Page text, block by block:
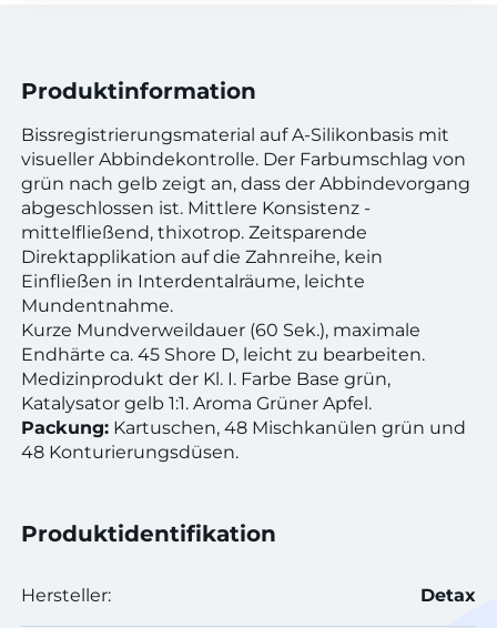
Produktinformation
Bissregistrierungsmaterial auf A-Silikonbasis mit
visueller Abbindekontrolle. Der Farbumschlag von
grün nach gelb zeigt an, dass der Abbindevorgang
abgeschlossen ist. Mittlere Konsistenz -
mittelfließend, thixotrop. Zeitsparende
Direktapplikation auf die Zahnreihe, kein
Einfließen in Interdentalräume, leichte
Mundentnahme.
Kurze Mundverweildauer (60 Sek.), maximale
Endhärte ca. 45 Shore D, leicht zu bearbeiten.
Medizinprodukt der Kl. I. Farbe Base grün,
Katalysator gelb 1:1. Aroma Grüner Apfel.
Packung: Kartuschen, 48 Mischkanülen grün und
48 Konturierungsdüsen.
Produktidentifikation
Hersteller: Detax